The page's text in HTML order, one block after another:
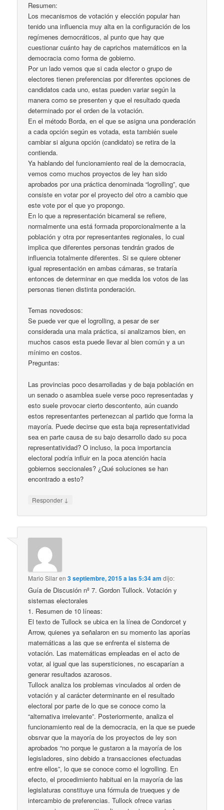
Resumen:
Los mecanismos de votación y elección popular han
tenido una influencia muy alta en la configuración de los
regímenes democráticos, al punto que hay que
cuestionar cuánto hay de caprichos matemáticos en la
democracia como forma de gobierno.
Por un lado vemos que si cada elector o grupo de
electores tienen preferencias por diferentes opciones de
candidatos cada uno, estas pueden variar según la
manera como se presenten y que el resultado queda
determinado por el orden de la votación.
En el método Borda, en el que se asigna una ponderación
a cada opción según es votada, esta también suele
cambiar si alguna opción (candidato) se retira de la
contienda.
Ya hablando del funcionamiento real de la democracia,
vemos como muchos proyectos de ley han sido
aprobados por una práctica denominada “logrolling”, que
consiste en votar por el proyecto del otro a cambio que
este vote por el que yo propongo.
En lo que a representación bicameral se refiere,
normalmente una está formada proporcionalmente a la
población y otra por representantes regionales, lo cual
implica que diferentes personas tendrán grados de
influencia totalmente diferentes. Si se quiere obtener
igual representación en ambas cámaras, se trataría
entonces de determinar en que medida los votos de las
personas tienen distinta ponderación.
Temas novedosos:
Se puede ver que el logrolling, a pesar de ser
considerada una mala práctica, si analizamos bien, en
muchos casos esta puede llevar al bien común y a un
mínimo en costos.
Preguntas:
Las provincias poco desarrolladas y de baja población en
un senado o asamblea suele verse poco representadas y
esto suele provocar cierto descontento, aún cuando
estos representantes pertenezcan al partido que forma la
mayoría. Puede decirse que esta baja representatividad
sea en parte causa de su bajo desarrollo dado su poca
representatividad? O incluso, la poca importancia
electoral podría influir en la poca atención hacia
gobiernos seccionales? ¿Qué soluciones se han
encontrado a esto?
Responder ↓
Mario Silaren3 septiembre, 2015 a las 5:34 am dijo:
Guía de Discusión nº 7. Gordon Tullock. Votación y
sistemas electorales
1. Resumen de 10 líneas:
El texto de Tullock se ubica en la línea de Condorcet y
Arrow, quienes ya señalaron en su momento las aporías
matemáticas a las que se enfrenta el sistema de
votación. Las matemáticas empleadas en el acto de
votar, al igual que las supersticiones, no escaparían a
generar resultados azarosos.
Tullock analiza los problemas vinculados al orden de
votación y al carácter determinante en el resultado
electoral por parte de lo que se conoce como la
“alternativa irrelevante”. Posteriormente, analiza el
funcionamiento real de la democracia, en la que se puede
obsrvar que la mayoría de los proyectos de ley son
aprobados “no porque le gustaron a la mayoría de los
legisladores, sino debido a transacciones efectuadas
entre ellos”, lo que se conoce como el logrolling. En
efecto, el procedimiento habitual en la mayoría de las
legislaturas constituye una fórmula de trueques y de
intercambio de preferencias. Tullock ofrece varias